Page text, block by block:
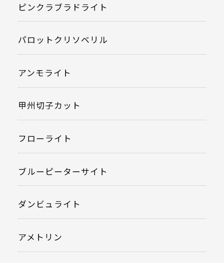
ピンクラブラドライト
パロットクリソベリル
アンモライト
甲州切子カット
フローライト
ブルーピーターサイト
ダンビュライト
アメトリン